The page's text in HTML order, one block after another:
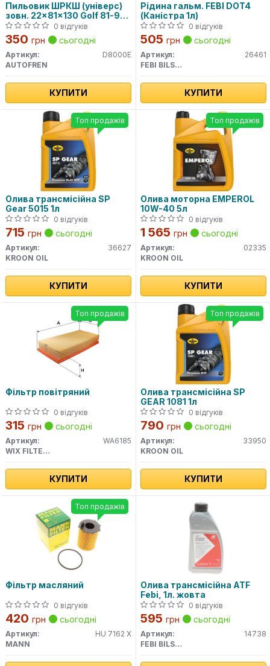
Пильовик ШРКШ (універс)
зовн. 22x81x130 Golf 81-97,
Passat 80-88, AUDI 80 -91
0 відгуків
350 грн сьогодні
Артикул:
D8000E
AUTOFREN
КУПИТИ
Рідина гальм. FEBI DOT4
(Каністра 1л)
0 відгуків
505 грн сьогодні
Артикул:
26461
FEBI BILSTEIN
КУПИТИ
Олива трансмісійна SP
Gear 5015 1л
0 відгуків
715 грн сьогодні
Артикул:
36627
KROON OIL
КУПИТИ
Топ продажів
Олива моторна EMPEROL
10W-40 5л
0 відгуків
1 565 грн сьогодні
Артикул:
02335
KROON OIL
КУПИТИ
Топ продажів
Фільтр повітряний
0 відгуків
315 грн сьогодні
Артикул:
WA6185
WIX FILTERS
КУПИТИ
Топ продажів
Олива трансмісійна SP
GEAR 1081 1л
0 відгуків
790 грн сьогодні
Артикул:
33950
KROON OIL
КУПИТИ
Топ продажів
Фільтр масляний
0 відгуків
420 грн сьогодні
Артикул:
HU 7162 X
MANN
Топ продажів
Олива трансмісійна ATF
Febi, 1л. жовта
0 відгуків
595 грн сьогодні
Артикул:
14738
FEBI BILSTEIN